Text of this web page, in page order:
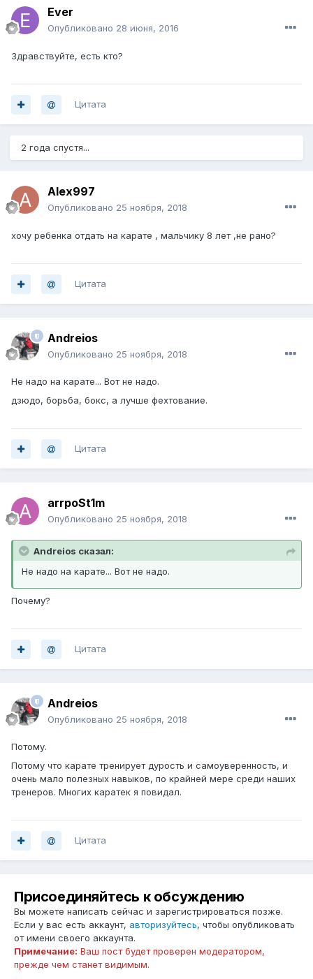
Ever
Опубликовано 28 июня, 2016
Здравствуйте, есть кто?
Цитата
2 года спустя...
Alex997
Опубликовано 25 ноября, 2018
хочу ребенка отдать на карате , мальчику 8 лет ,не рано?
Цитата
Andreios
Опубликовано 25 ноября, 2018
Не надо на карате... Вот не надо.
дзюдо, борьба, бокс, а лучше фехтование.
Цитата
arrpoSt1m
Опубликовано 25 ноября, 2018
Andreios сказал:
Не надо на карате... Вот не надо.
Почему?
Цитата
Andreios
Опубликовано 25 ноября, 2018
Потому.
Потому что карате тренирует дурость и самоуверенность, и
очень мало полезных навыков, по крайней мере среди наших
тренеров. Многих каратек я повидал.
Цитата
Присоединяйтесь к обсуждению
Вы можете написать сейчас и зарегистрироваться позже.
Если у вас есть аккаунт, авторизуйтесь, чтобы опубликовать
от имени своего аккаунта.
Примечание: Ваш пост будет проверен модератором,
прежде чем станет видимым.